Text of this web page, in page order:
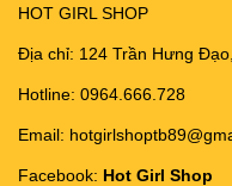
HOT GIRL SHOP
Địa chỉ: 124 Trần Hưng
Hotline: 0964.666.728
Email:
Facebook: Hot Girl Shop